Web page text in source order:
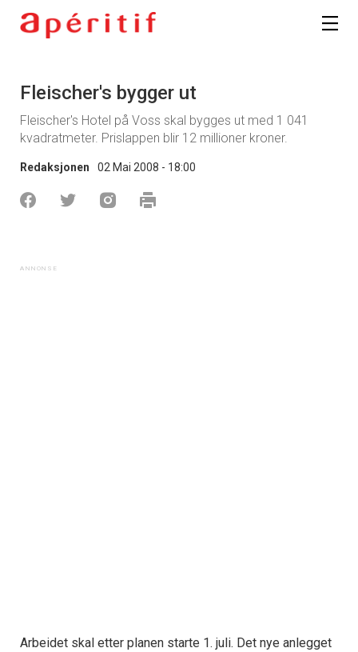
Fleischer's bygger ut
Fleischer's Hotel på Voss skal bygges ut med 1 041
kvadratmeter. Prislappen blir 12 millioner kroner.
Redaksjonen 02 Mai 2008 - 18:00
Arbeidet skal etter planen starte 1. juli. Det nye anlegget